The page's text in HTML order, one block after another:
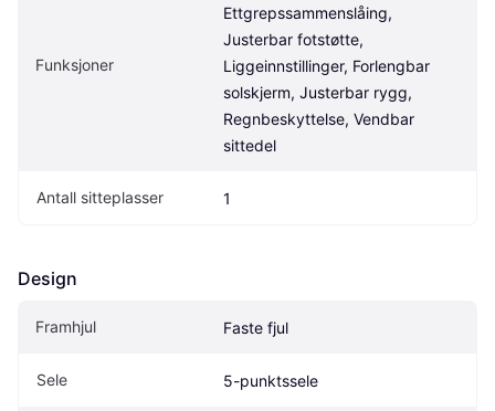
Funksjoner
Ettgrepssammenslåing,
Justerbar fotstøtte,
Liggeinnstillinger, Forlengbar
solskjerm, Justerbar rygg,
Regnbeskyttelse, Vendbar
sittedel
Antall sitteplasser 1
Design
Framhjul Faste fjul
Sele 5-punktssele